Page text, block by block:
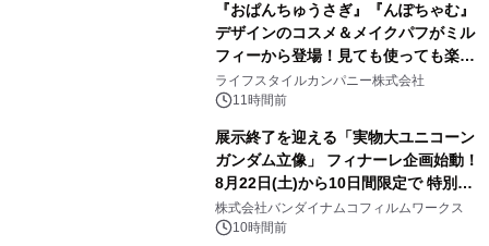
『おぱんちゅうさぎ』『んぽちゃむ』
デザインのコスメ＆メイクパフがミル
フィーから登場！見ても使っても楽し
い、ポップでキュートなコレクショ
ン。
ライフスタイルカンパニー株式会社
11時間前
展示終了を迎える「実物大ユニコーン
ガンダム立像」 フィナーレ企画始動！
8月22日(土)から10日間限定で 特別映
像『UNICORN GUNDAM Statue ―
BEYOND POSSIBILITY ―』を上映！
株式会社バンダイナムコフィルムワークス
10時間前